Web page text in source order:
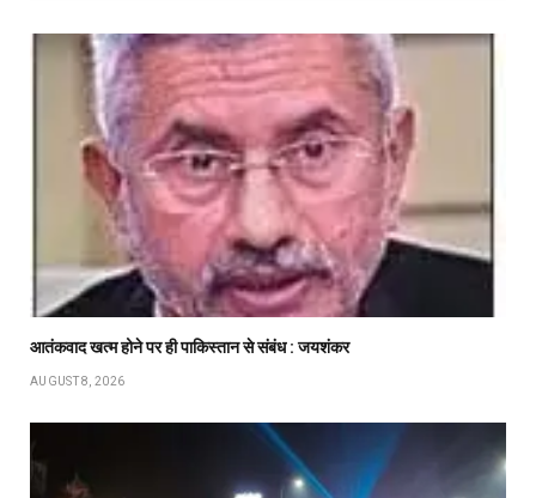
आतंकवाद खत्म होने पर ही पाकिस्तान से संबंध : जयशंकर
AUGUST 8, 2026